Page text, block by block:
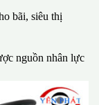
bãi, siêu thị
nguồn nhân lực